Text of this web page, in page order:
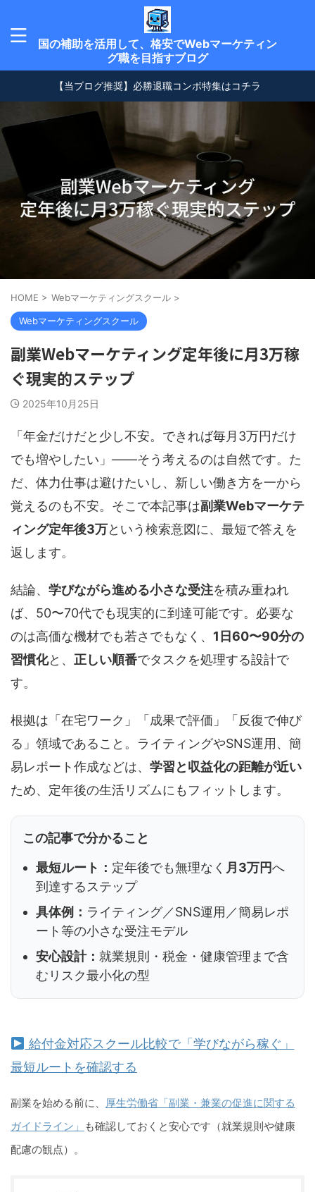
国の補助を活用して、格安でWebマーケティン
グ職を目指すブログ
【当ブログ推奨】必勝退職コンボ特集はコチラ
HOME > Webマーケティングスクール >
Webマーケティングスクール
副業Webマーケティング定年後に月3万稼
ぐ現実的ステップ
2025年10月25日
「年金だけだと少し不安。できれば毎月3万円だけ
でも増やしたい」――そう考えるのは自然です。た
だ、体力仕事は避けたいし、新しい働き方を一から
覚えるのも不安。そこで本記事は副業Webマーケテ
ィング定年後3万という検索意図に、最短で答えを
返します。
結論、 学びながら進める小さな受注を積み重ねれ
ば、50〜70代でも現実的に到達可能です。必要な
のは高価な機材でも若さでもなく、 1日60〜90分の
習慣化と、 正しい順番でタスクを処理する設計で
す。
根拠は「在宅ワーク」「成果で評価」「反復で伸び
る」領域であること。ライティングやSNS運用、簡
易レポート作成などは、 学習と収益化の距離が近い
ため、定年後の生活リズムにもフィットします。
この記事で分かること
最短ルート： 定年後でも無理なく 月3万円へ
到達するステップ
具体例： ライティング／SNS運用／簡易レポ
ート等の小さな受注モデル
安心設計：就業規則・税金・健康管理まで含
むリスク最小化の型
給付金対応スクール比較で「学びながら稼ぐ」
最短ルートを確認する
副業を始める前に、 厚生労働省「副業・兼業の促進に関する
ガイドライン」
も確認しておくと安心です（就業規則や健康
配慮の観点）。